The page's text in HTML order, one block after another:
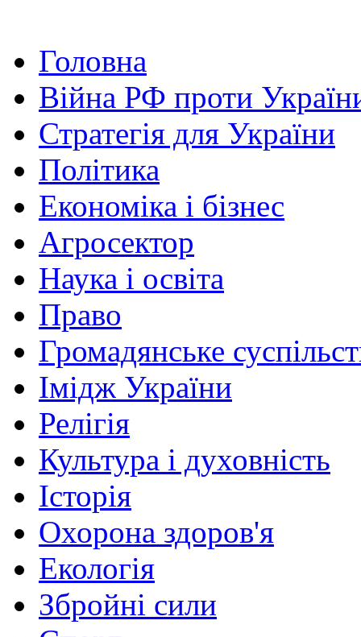
Головна
Війна РФ проти
Стратегія для України
Політика
Економіка і бізнес
Агросектор
Наука і освіта
Право
Громадянське
Імідж України
Релігія
Культура і духовність
Історія
Охорона здоров'я
Екологія
Збройні сили